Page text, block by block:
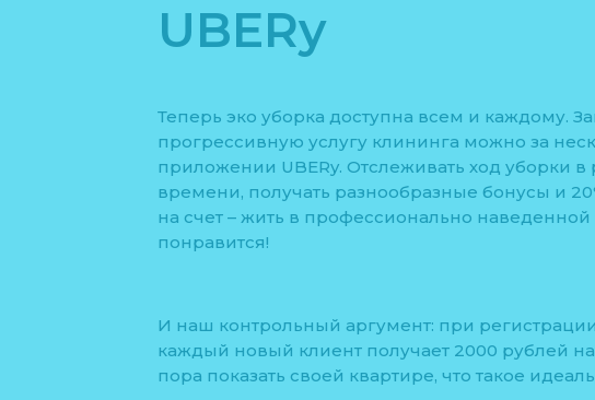
UBERy
Теперь эко уборка доступна всем и каждому.
прогрессивную услугу клининга можно за
приложении UBERy. Отслеживать ход уборки
времени, получать разнообразные бонусы и
на счет – жить в профессионально наведенной
понравится!
И наш контрольный аргумент: при
каждый новый клиент получает 2000 рублей на
пора показать своей квартире, что такое